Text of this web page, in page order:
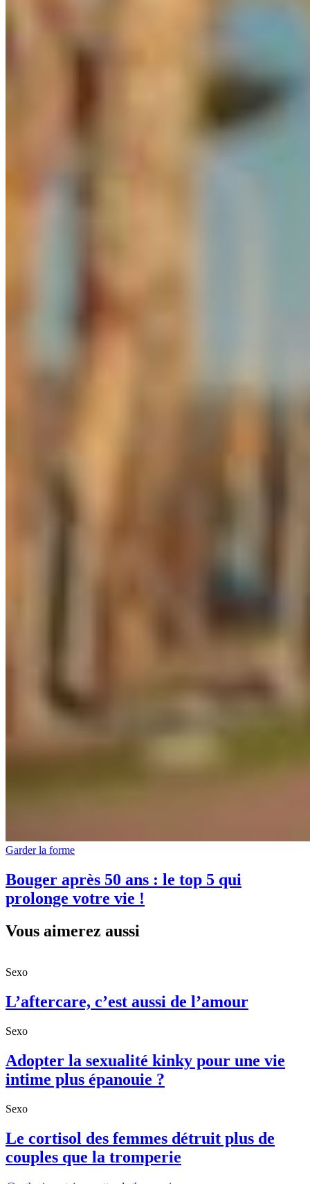
Garder la forme
Bouger après 50 ans : le top 5 qui
prolonge votre vie !
Vous aimerez aussi
Sexo
L’aftercare, c’est aussi de l’amour
Sexo
Adopter la sexualité kinky pour une vie
intime plus épanouie ?
Sexo
Le cortisol des femmes détruit plus de
couples que la tromperie